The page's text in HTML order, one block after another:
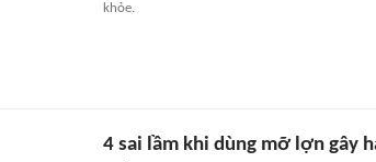
khỏe.
4 sai lầm khi dùng mỡ lợn gây